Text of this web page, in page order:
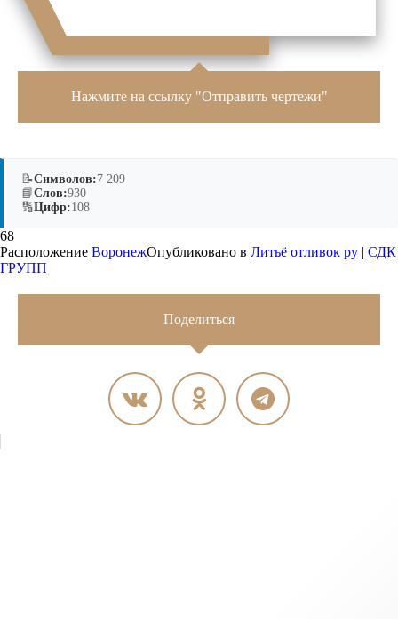
Нажмите на ссылку "Отправить чертежи"
📝Символов:7 209
📘Слов:930
🔢Цифр:108
68
Расположение ВоронежОпубликовано в Литьё отливок ру | СДК
ГРУПП
Поделиться